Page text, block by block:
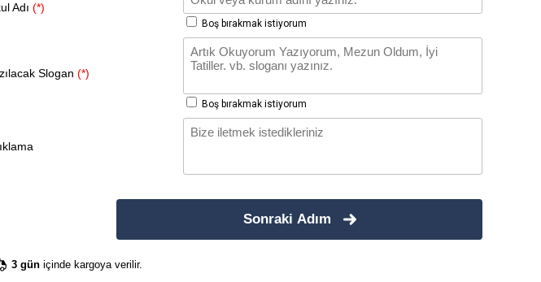
Adı (*)
Boş bırakmak istiyorum
Slogan (*)
Boş bırakmak istiyorum
Sonraki Adım
3 gün içinde kargoya verilir.